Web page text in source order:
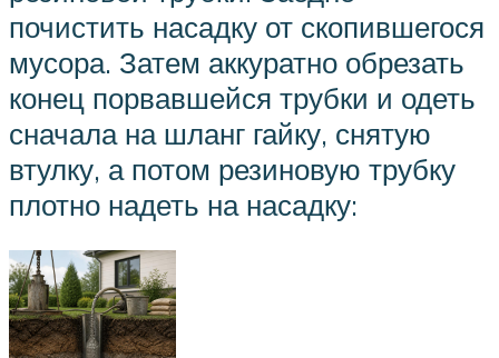
почистить насадку от скопившегося
мусора. Затем аккуратно обрезать
конец порвавшейся трубки и одеть
сначала на шланг гайку, снятую
втулку, а потом резиновую трубку
плотно надеть на насадку: